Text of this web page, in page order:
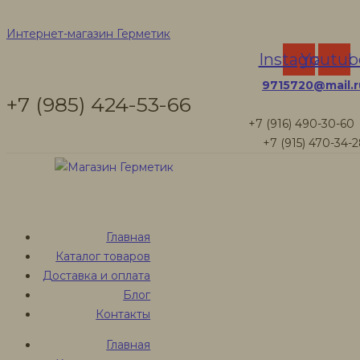
Интернет-магазин Герметик
Instagram
+7 (985) 424-53-66
+7 (916) 490-30-60
+7 (915) 470-34-
Главная
Каталог товаров
Доставка и оплата
Блог
Контакты
Главная
Межвенцовые
утеплители
бревна и бруса
Джутовая лента межвенцовая
Джутовая лента